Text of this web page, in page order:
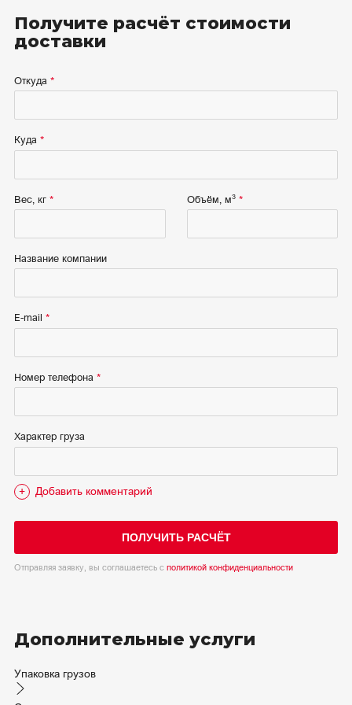
Получите расчёт стоимости
доставки
Откуда
Куда
Вес, кг Объём, м3
Название компании
E-mail
Номер телефона
Характер груза
Добавить комментарий
ПОЛУЧИТЬ РАСЧЁТ
Отправляя заявку, вы соглашаетесь с политикой конфиденциальности
Дополнительные услуги
Упаковка грузов